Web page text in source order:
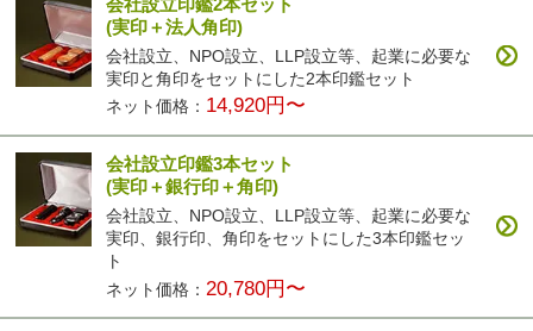
(実印＋法人角印)
会社設立、NPO設立、LLP設立等、起業に必要な
実印と角印をセットにした2本印鑑セット
ネット価格： 14,920円〜
会社設立印鑑3本セット
(実印＋銀行印＋角印)
会社設立、NPO設立、LLP設立等、起業に必要な
実印、銀行印、角印をセットにした3本印鑑セッ
ト
ネット価格： 20,780円〜